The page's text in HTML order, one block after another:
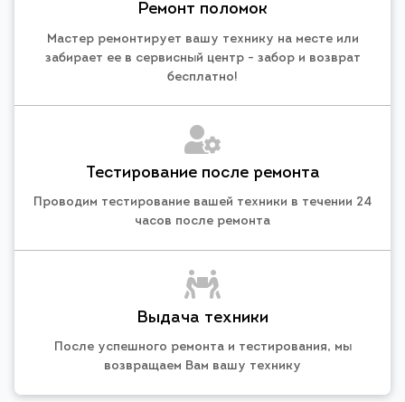
Ремонт поломок
Мастер ремонтирует вашу технику на месте или
забирает ее в сервисный центр - забор и возврат
бесплатно!
Тестирование после ремонта
Проводим тестирование вашей техники в течении 24
часов после ремонта
Выдача техники
После успешного ремонта и тестирования, мы
возвращаем Вам вашу технику